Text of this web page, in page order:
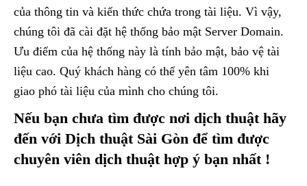
của thông tin và kiến thức chứa trong tài liệu. Vì vậy,
chúng tôi đã cài đặt hệ thống bảo mật Server Domain.
Ưu điểm của hệ thống này là tính bảo mật, bảo vệ tài
liệu cao. Quý khách hàng có thể yên tâm 100% khi
giao phó tài liệu của mình cho chúng tôi.
Nếu bạn chưa tìm được nơi dịch thuật hãy
đến với Dịch thuật Sài Gòn để tìm được
chuyên viên dịch thuật hợp ý bạn nhất !